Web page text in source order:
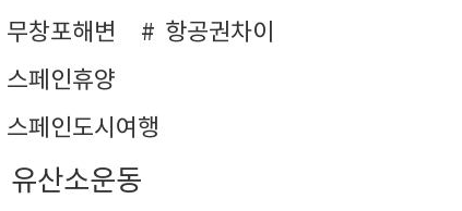
무창포해변
항공권차이
스페인휴양
스페인도시여행
유산소운동